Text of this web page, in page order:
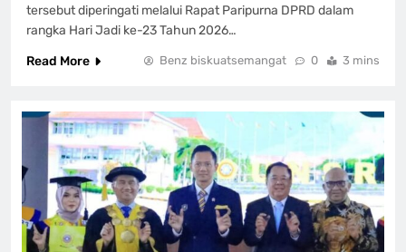
tersebut diperingati melalui Rapat Paripurna DPRD dalam
rangka Hari Jadi ke-23 Tahun 2026…
Read More
Benz biskuatsemangat 0 3 mins